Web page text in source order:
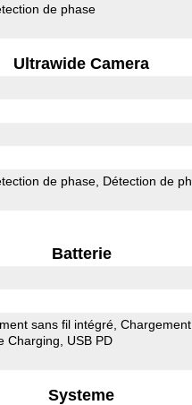
de phase
Ultrawide Camera
de phase Détection de
Batterie
sans fil intégré
Charging
USB PD
Systeme